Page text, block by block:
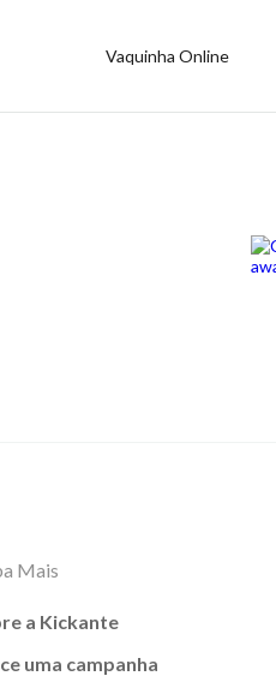
Vaquinha Online
Mais
a Kickante
uma campanha